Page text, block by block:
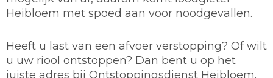
Heibloem met spoed aan voor noodgevallen.
Heeft u last van een afvoer verstopping? Of wilt
u uw riool ontstoppen? Dan bent u op het
juiste adres bij Ontstoppingsdienst Heibloem.